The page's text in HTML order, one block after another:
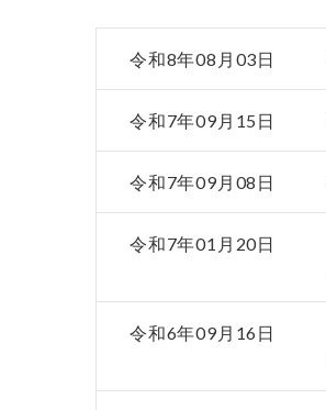
令和8年08月03日
令和7年09月15日
令和7年09月08日
令和7年01月20日
令和6年09月16日